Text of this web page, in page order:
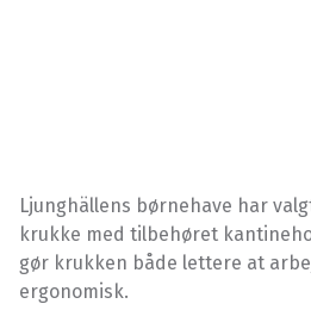
Ljunghällens børnehave har
krukke med tilbehøret
gør krukken både lettere at
ergonomisk.